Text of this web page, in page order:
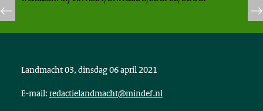
Landmacht 03, dinsdag 06 april 2021
E-mail: redactielandmacht@mindef.nl